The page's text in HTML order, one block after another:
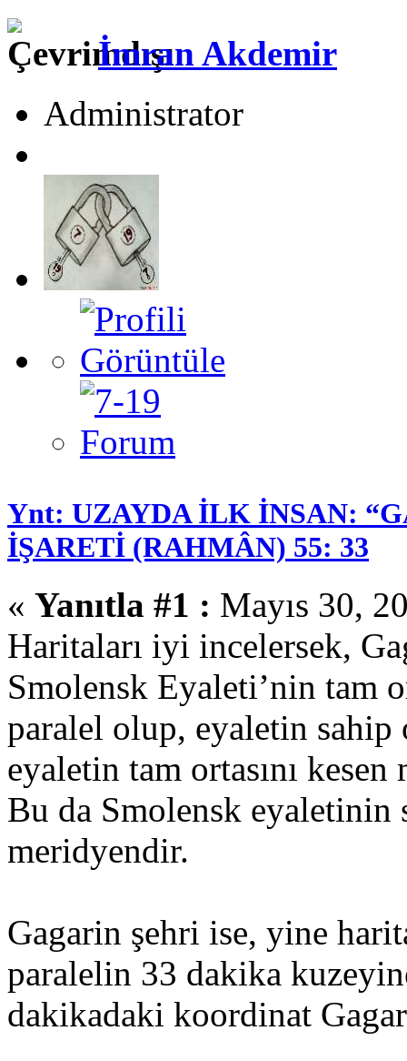
İmran Akdemir
Administrator
Ynt: UZAYDA İLK İNSAN:
İŞARETİ (RAHMÂN) 55: 33
« Yanıtla #1 : Mayıs 30,
Haritaları iyi incelersek,
Smolensk Eyaleti’nin tam
paralel olup, eyaletin
eyaletin tam ortasını
Bu da Smolensk eyaletinin
meridyendir.
Gagarin şehri ise, yine
paralelin 33 dakika
dakikadaki koordinat